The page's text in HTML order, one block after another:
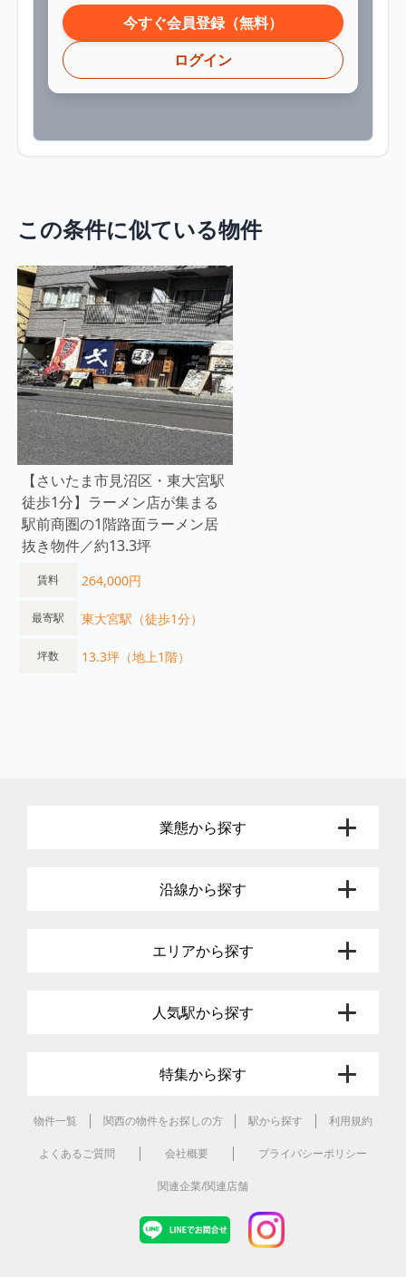
今すぐ会員登録（無料）
ログイン
この条件に似ている物件
【さいたま市見沼区・東大宮駅
徒歩1分】ラーメン店が集まる
駅前商圏の1階路面ラーメン居
抜き物件／約13.3坪
賃料 264,000円
最寄駅 東大宮駅（徒歩1分）
坪数 13.3坪（地上1階）
業態から探す
沿線から探す
エリアから探す
人気駅から探す
特集から探す
物件一覧 関西の物件をお探しの方 駅から探す 利用規約
よくあるご質問 会社概要 プライバシーポリシー
関連企業/関連店舗